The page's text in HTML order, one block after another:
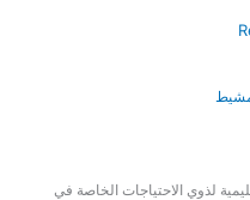
لذوي الاحتياجات الخاصة في